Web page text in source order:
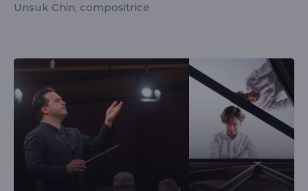
Unsuk Chin, compositrice